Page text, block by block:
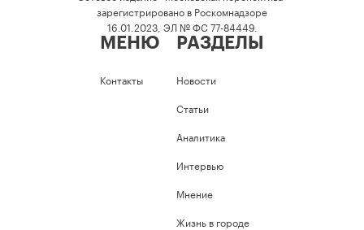
зарегистрировано в Роскомнадзоре
16.01.2023, ЭЛ № ФС 77-84449.
МЕНЮ
Контакты
РАЗДЕЛЫ
Новости
Статьи
Аналитика
Интервью
Мнение
Жизнь в городе